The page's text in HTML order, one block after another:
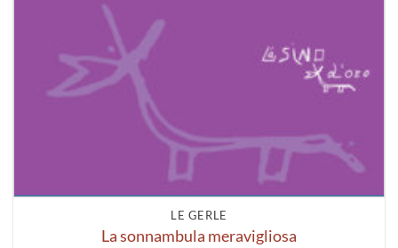
LE GERLE
La sonnambula meravigliosa